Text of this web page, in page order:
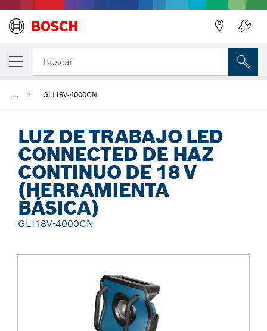
Buscar
... GLI18V-4000CN
LUZ DE TRABAJO LED
CONNECTED DE HAZ
CONTINUO DE 18 V
(HERRAMIENTA
BÁSICA)
GLI18V-4000CN